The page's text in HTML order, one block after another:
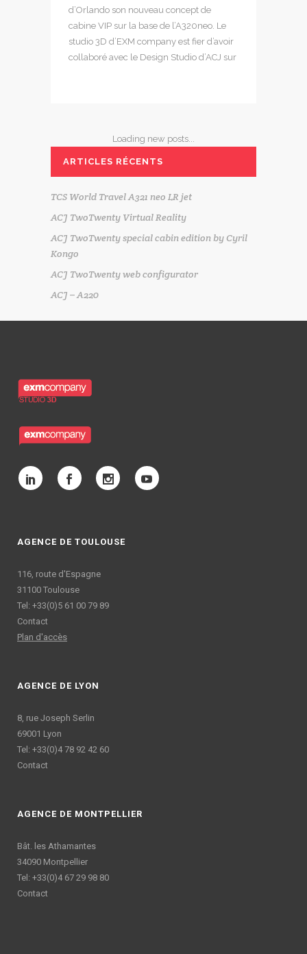
d’Orlando son nouveau concept de
cabine VIP sur la base de l’A320neo. Le
studio 3D d’EXM company est fier d’avoir
collaboré avec le Design Studio d’ACJ sur
Loading new posts...
ARTICLES RÉCENTS
TCS World Travel A321 neo LR jet
ACJ TwoTwenty Virtual Reality
ACJ TwoTwenty special cabin edition by Cyril
Kongo
ACJ TwoTwenty web configurator
ACJ – A220
AGENCE DE TOULOUSE
116, route d'Espagne
31100 Toulouse
Tel: +33(0)5 61 00 79 89
Contact
Plan d'accès
AGENCE DE LYON
8, rue Joseph Serlin
69001 Lyon
Tel: +33(0)4 78 92 42 60
Contact
AGENCE DE MONTPELLIER
Bât. les Athamantes
34090 Montpellier
Tel: +33(0)4 67 29 98 80
Contact